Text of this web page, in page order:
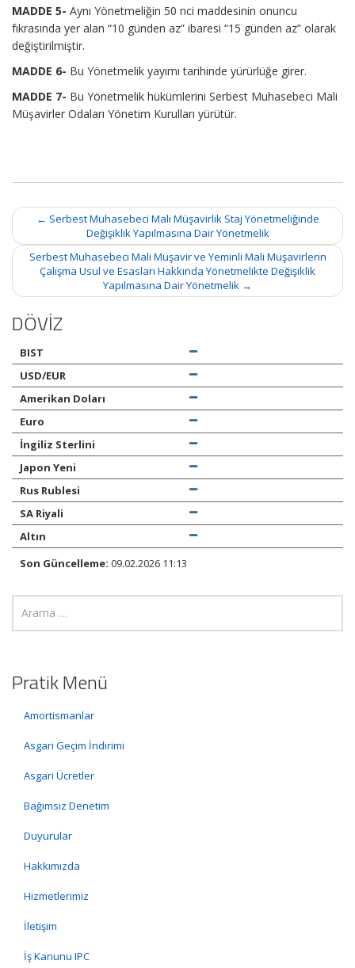
MADDE 5- Aynı Yönetmeliğin 50 nci maddesinin onuncu
fıkrasında yer alan “10 günden az” ibaresi “15 günden az” olarak
değiştirilmiştir.
MADDE 6- Bu Yönetmelik yayımı tarihinde yürürlüğe girer.
MADDE 7- Bu Yönetmelik hükümlerini Serbest Muhasebeci Mali
Müşavirler Odaları Yönetim Kurulları yürütür.
Post
navigation
← Serbest Muhasebeci Mali Müşavirlik Staj Yönetmeliğinde
Değişiklik Yapılmasına Dair Yönetmelik
Serbest Muhasebeci Mali Müşavir ve Yeminli Mali Müşavirlerin
Çalışma Usul ve Esasları Hakkında Yönetmelikte Değişiklik
Yapılmasına Dair Yönetmelik →
DÖVİZ
BIST
USD/EUR
Amerikan Doları
Euro
İngiliz Sterlini
Japon Yeni
Rus Rublesi
SA Riyali
Altın
Son Güncelleme: 09.02.2026 11:13
Pratik Menü
Amortismanlar
Asgari Geçim İndirimi
Asgari Ücretler
Bağımsız Denetim
Duyurular
Hakkımızda
Hizmetlerimiz
İletişim
İş Kanunu IPC